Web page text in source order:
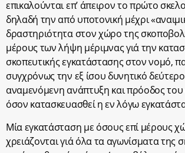
επικαλούνται επ’ άπειρον το πρώτο
δηλαδή την από υποτονική μέχρι
δραστηριότητα στον χώρο της
μέρους των λήψη μέριμνας γιά την
σκοπευτικής εγκατάστασης στον νομό,
συγχρόνως την εξ ίσου δυνητικό
αναμενόμενη ανάπτυξη και πρόοδος του
όσον κατασκευασθεί η εν λόγω
Μία εγκατάσταση με όσους επί μέρους
χρειάζονται γιά όλα τα αγωνίσματα της